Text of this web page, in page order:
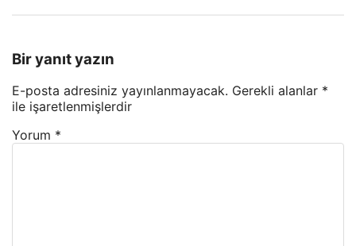
Bir yanıt yazın
E-posta adresiniz yayınlanmayacak. Gerekli alanlar *
ile işaretlenmişlerdir
Yorum *